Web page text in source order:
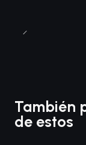
También
de estos